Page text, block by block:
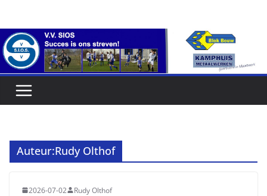
de
inhoud
Auteur:Rudy Olthof
2026-07-02 Rudy Olthof